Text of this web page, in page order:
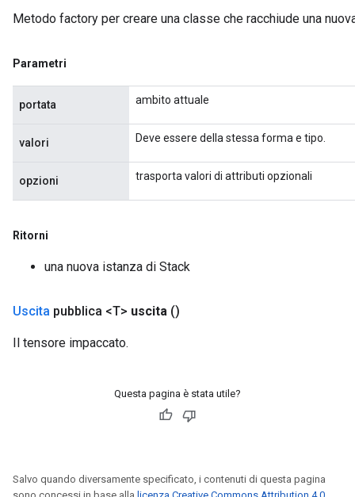
Metodo factory per creare una classe che racchiude una
Parametri
portata ambito attuale
valori Deve essere della stessa forma e tipo.
opzioni trasporta valori di attributi opzionali
Ritorni
una nuova istanza di Stack
Uscita pubblica <T> uscita ()
Il tensore impaccato.
Questa pagina è stata utile?
Salvo quando diversamente specificato, i contenuti di questa pagina